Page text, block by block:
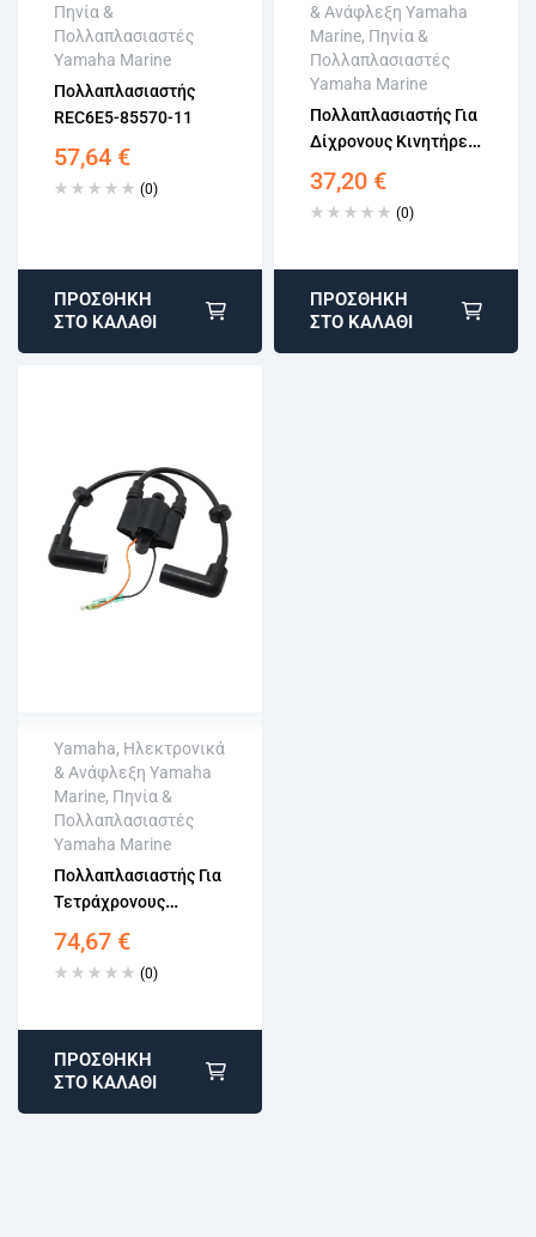
Πηνία &
Πολλαπλασιαστές
Yamaha Marine
Πολλαπλασιαστής
REC6E5-85570-11
57,64 €
(0)
Άμεση αποστολή
Επιστροφή εντός
Αγορά χωρίς
εγγραφή
ΠΡΟΣΘΉΚΗ
ΣΤΟ ΚΑΛΆΘΙ
& Ανάφλεξη Yamaha
Marine, Πηνία &
Πολλαπλασιαστές
Yamaha Marine
Πολλαπλασιαστής Για
Δίχρονους Κινητήρες
6B4-85570-01
37,20 €
(0)
Άμεση αποστολή
Επιστροφή εντός
15 εργάσιμων
εγγραφή
ΠΡΟΣΘΉΚΗ
ΣΤΟ ΚΑΛΆΘΙ
Yamaha, Ηλεκτρονικά
& Ανάφλεξη Yamaha
Marine, Πηνία &
Πολλαπλασιαστές
Yamaha Marine
Πολλαπλασιαστής Για
Τετράχρονους
F20-25HP 65W-
85570-01
74,67 €
(0)
Άμεση αποστολή
Επιστροφή εντός
15 εργάσιμων
εγγραφή
ΠΡΟΣΘΉΚΗ
ΣΤΟ ΚΑΛΆΘΙ